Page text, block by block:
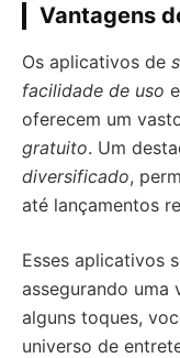
Vantagens
Os aplicativos de
facilidade de uso e
oferecem um
gratuito. Um
diversificado,
até lançamentos
Esses aplicativos
assegurando uma
alguns toques,
universo de